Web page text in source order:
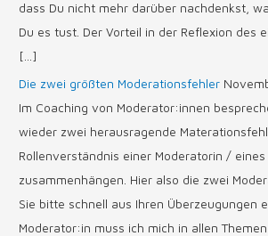
dass Du nicht mehr darüber nachdenkst,
Du es tust. Der Vorteil in der Reflexion des
[…]
Die zwei größten Moderationsfehler
Im Coaching von Moderator:innen
wieder zwei herausragende
Rollenverständnis einer Moderatorin /
zusammenhängen. Hier also die zwei
Sie bitte schnell aus Ihren Überzeugungen
Moderator:in muss ich mich in allen